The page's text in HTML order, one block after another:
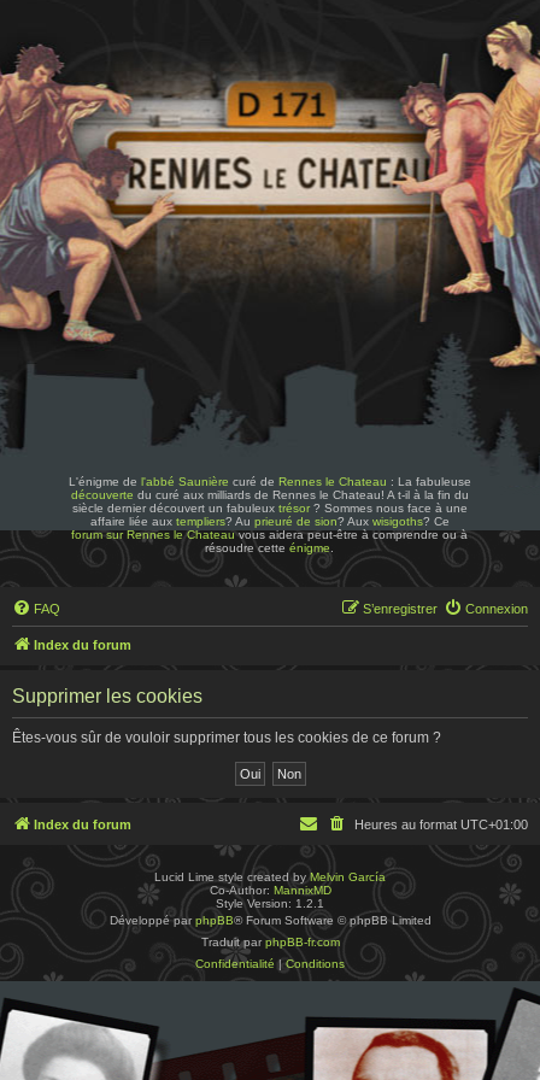
L'énigme de l'abbé Saunière curé de Rennes le Chateau : La fabuleuse
découverte du curé aux milliards de Rennes le Chateau! A t-il à la fin du
siècle dernier découvert un fabuleux trésor? Sommes nous face à une
affaire liée aux templiers? Au prieuré de sion? Aux wisigoths? Ce
forum sur Rennes le Chateauvous aidera peut-être à comprendre ou à
résoudre cetteénigme
FAQ Connexion
S’enregistrer
Index du forum
Supprimer les cookies
Êtes-vous sûr de vouloir supprimer tous les cookies de ce forum ?
Index du forum Heures au format UTC+01:00
Lucid Lime style created byMelvin García
Co-Author: MannixMD
Style Version: 1.2.1
Développé par phpBB® Forum Software © phpBB Limited
Traduit par phpBB-fr.com
Confidentialité | Conditions